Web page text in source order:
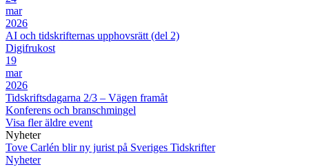
mar
2026
AI och tidskrifternas upphovsrätt (del 2)
Digifrukost
19
mar
2026
Tidskriftsdagarna 2/3 – Vägen framåt
Konferens och branschmingel
Visa fler äldre event
Nyheter
Tove Carlén blir ny jurist på Sveriges Tidskrifter
Nyheter